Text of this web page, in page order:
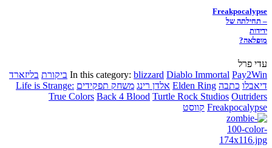
Freakpocalypse
– תחילתה של
ידידות
מופלאה?
עדי פרל
In this category: blizzard Diablo Immortal Pay2Win ביקורת בליזארד
דיאבלו כתבה Elden Ring אלדן רינג משחק תפקידים Life is Strange:
True Colors Back 4 Blood Turtle Rock Studios Outriders
Freakpocalypse קווסט